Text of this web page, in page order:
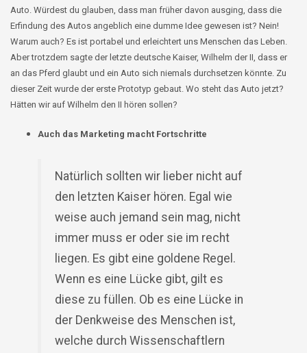
Auto. Würdest du glauben, dass man früher davon ausging, dass die
Erfindung des Autos angeblich eine dumme Idee gewesen ist? Nein!
Warum auch? Es ist portabel und erleichtert uns Menschen das Leben.
Aber trotzdem sagte der letzte deutsche Kaiser, Wilhelm der II, dass er
an das Pferd glaubt und ein Auto sich niemals durchsetzen könnte. Zu
dieser Zeit wurde der erste Prototyp gebaut. Wo steht das Auto jetzt?
Hätten wir auf Wilhelm den II hören sollen?
Auch das Marketing macht Fortschritte
Natürlich sollten wir lieber nicht auf
den letzten Kaiser hören. Egal wie
weise auch jemand sein mag, nicht
immer muss er oder sie im recht
liegen. Es gibt eine goldene Regel.
Wenn es eine Lücke gibt, gilt es
diese zu füllen. Ob es eine Lücke in
der Denkweise des Menschen ist,
welche durch Wissenschaftlern